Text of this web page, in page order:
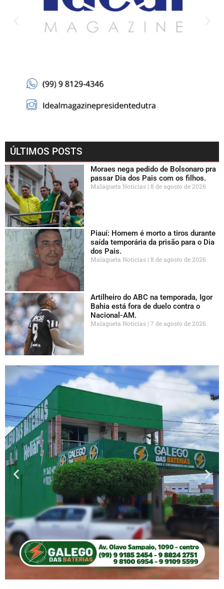
ÚLTIMOS POSTS
Moraes nega pedido de Bolsonaro pra
passar Dia dos Pais com os filhos.
Malagueta Notícias 8 de agosto de 2026
Piauí: Homem é morto a tiros durante
saída temporária da prisão para o Dia
dos Pais.
Malagueta Notícias 8 de agosto de 2026
Artilheiro do ABC na temporada, Igor
Bahia está fora de duelo contra o
Nacional-AM.
Malagueta Notícias 7 de agosto de 2026